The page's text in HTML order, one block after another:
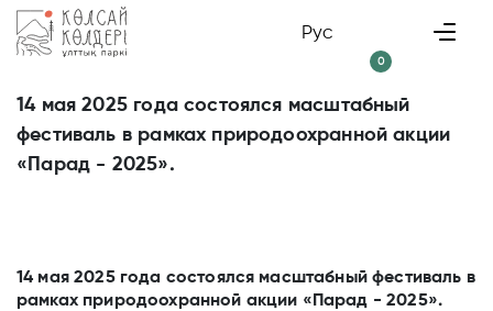
Рус
0
14 мая 2025 года состоялся масштабный
фестиваль в рамках природоохранной акции
«Парад - 2025».
14 мая 2025 года состоялся масштабный фестиваль в
рамках природоохранной акции «Парад - 2025».